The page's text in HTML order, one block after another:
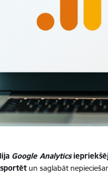
Google Analytics
un saglabāt